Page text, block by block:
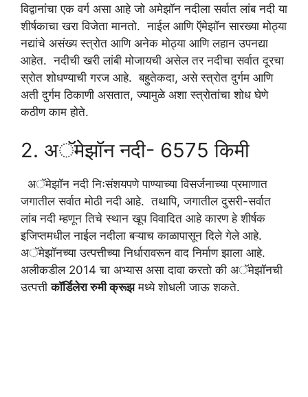
विद्वानांचा एक वर्ग असा आहे जो अमेझॉन नदीला सर्वात लांब नदी या
शीर्षकाचा खरा विजेता मानतो. नाईल आणि ऍमेझॉन सारख्या मोठ्या
नद्यांचे असंख्य स्त्रोत आणि अनेक मोठ्या आणि लहान उपनद्या
आहेत. नदीची खरी लांबी मोजायची असेल तर नदीचा सर्वात दूरचा
स्रोत शोधण्याची गरज आहे. बहुतेकदा, असे स्त्रोत दुर्गम आणि
अती दुर्गम ठिकाणी असतात, ज्यामुळे अशा स्त्रोतांचा शोध घेणे
कठीण काम होते.
2. अॅमेझॉन नदी- 6575 किमी
अॅमेझॉन नदी निःसंशयपणे पाण्याच्या विसर्जनाच्या प्रमाणात
जगातील सर्वात मोठी नदी आहे. तथापि, जगातील दुसरी-सर्वात
लांब नदी म्हणून तिचे स्थान खूप विवादित आहे कारण हे शीर्षक
इजिप्तमधील नाईल नदीला बऱ्याच काळापासून दिले गेले आहे.
अॅमेझॉनच्या उत्पत्तीच्या निर्धारावरून वाद निर्माण झाला आहे.
अलीकडील 2014 चा अभ्यास असा दावा करतो की अॅमेझॉनची
उत्पत्तीकॉर्डिलेरा रुमी क्रूझमध्ये शोधली जाऊ शकते.